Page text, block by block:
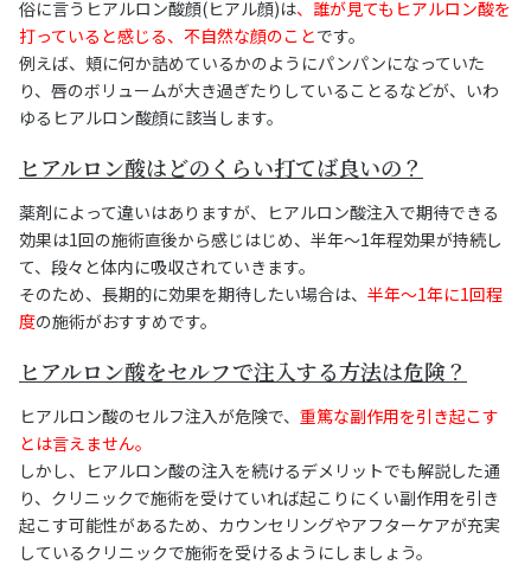
俗に言うヒアルロン酸顔(ヒアル顔)は、誰が見てもヒアルロン酸を
打っていると感じる、不自然な顔のことです。
例えば、頬に何か詰めているかのようにパンパンになっていた
り、唇のボリュームが大き過ぎたりしていることるなどが、いわ
ゆるヒアルロン酸顔に該当します。
ヒアルロン酸はどのくらい打てば良いの？
薬剤によって違いはありますが、ヒアルロン酸注入で期待できる
効果は1回の施術直後から感じはじめ、半年〜1年程効果が持続し
て、段々と体内に吸収されていきます。
そのため、長期的に効果を期待したい場合は、 半年〜1年に1回程
度の施術がおすすめです。
ヒアルロン酸をセルフで注入する方法は危険？
ヒアルロン酸のセルフ注入が危険で、 重篤な副作用を引き起こす
とは言えません。
しかし、ヒアルロン酸の注入を続けるデメリットでも解説した通
り、クリニックで施術を受けていれば起こりにくい副作用を引き
起こす可能性があるため、カウンセリングやアフターケアが充実
しているクリニックで施術を受けるようにしましょう。